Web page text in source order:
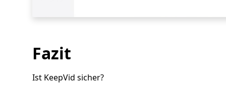
Fazit
Ist KeepVid sicher?